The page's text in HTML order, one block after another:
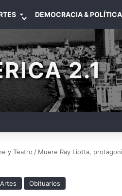
DEMOCRACIA & POLÍTICA
2.1
y Teatro / Muere Ray Liotta,
Obituarios